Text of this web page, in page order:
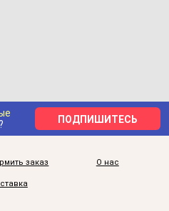
ПОДПИШИТЕСЬ
заказ О нас